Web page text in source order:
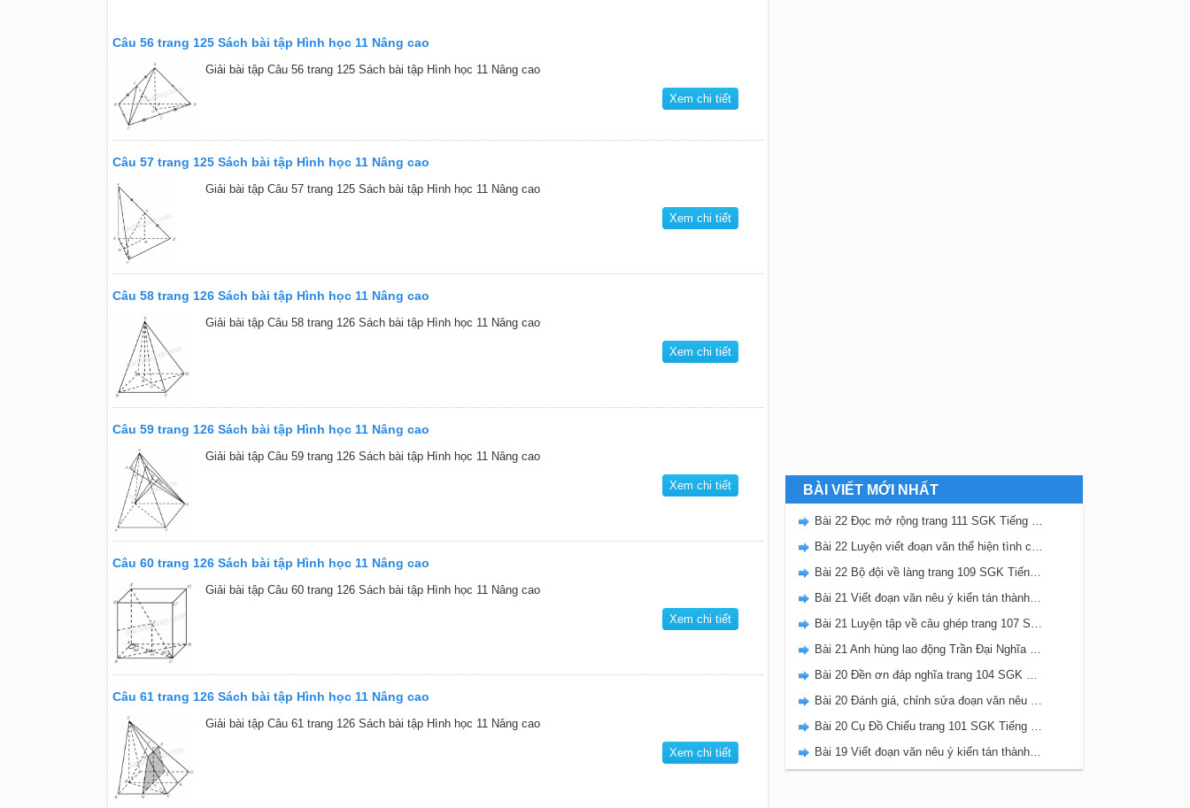
Câu 56 trang 125 Sách bài tập Hình học 11 Nâng cao
Giải bài tập Câu 56 trang 125 Sách bài tập Hình học 11 Nâng cao
Xem chi tiết
Câu 57 trang 125 Sách bài tập Hình học 11 Nâng cao
Giải bài tập Câu 57 trang 125 Sách bài tập Hình học 11 Nâng cao
Xem chi tiết
Câu 58 trang 126 Sách bài tập Hình học 11 Nâng cao
Giải bài tập Câu 58 trang 126 Sách bài tập Hình học 11 Nâng cao
Xem chi tiết
Câu 59 trang 126 Sách bài tập Hình học 11 Nâng cao
Giải bài tập Câu 59 trang 126 Sách bài tập Hình học 11 Nâng cao
Xem chi tiết
Câu 60 trang 126 Sách bài tập Hình học 11 Nâng cao
Giải bài tập Câu 60 trang 126 Sách bài tập Hình học 11 Nâng cao
Xem chi tiết
Câu 61 trang 126 Sách bài tập Hình học 11 Nâng cao
Giải bài tập Câu 61 trang 126 Sách bài tập Hình học 11 Nâng cao
Xem chi tiết
BÀI VIẾT MỚI NHẤT
Bài 22 Đọc mở rộng trang 111 SGK Tiếng Việt 5 Kết nối tri thức tập 2
Bài 22 Luyện viết đoạn văn thể hiện tình cảm, cảm xúc về một sự việc trang 111 SGK Tiếng Việt 5 Kết nối tri thức tập 2
Bài 22 Bộ đội về làng trang 109 SGK Tiếng Việt 5 Kết nối tri thức tập 2
Bài 21 Viết đoạn văn nêu ý kiến tán thành một sự việc, hiện tượng (Bài viết số 2) trang 108 SGK Tiếng Việt 5 Kết nối tri thức tập 2
Bài 21 Luyện tập về câu ghép trang 107 SGK Tiếng Việt 5 Kết nối tri thức tập 2
Bài 21 Anh hùng lao động Trần Đại Nghĩa trang 106 SGK Tiếng Việt 5 Kết nối tri thức tập 2
Bài 20 Đền ơn đáp nghĩa trang 104 SGK Tiếng Việt 5 Kết nối tri thức tập 2
Bài 20 Đánh giá, chỉnh sửa đoạn văn nêu ý kiến tán thành một sự vật, hiện tượng trang 103 SGK Tiếng Việt 5 Kết nối tri thức tập 2
Bài 20 Cụ Đồ Chiểu trang 101 SGK Tiếng Việt 5 Kết nối tri thức tập 2
Bài 19 Viết đoạn văn nêu ý kiến tán thành một sự việc, hiện tượng (Bài viết số 1) trang 100 SGK Tiếng Việt 5 Kết nối tri thức tập 2